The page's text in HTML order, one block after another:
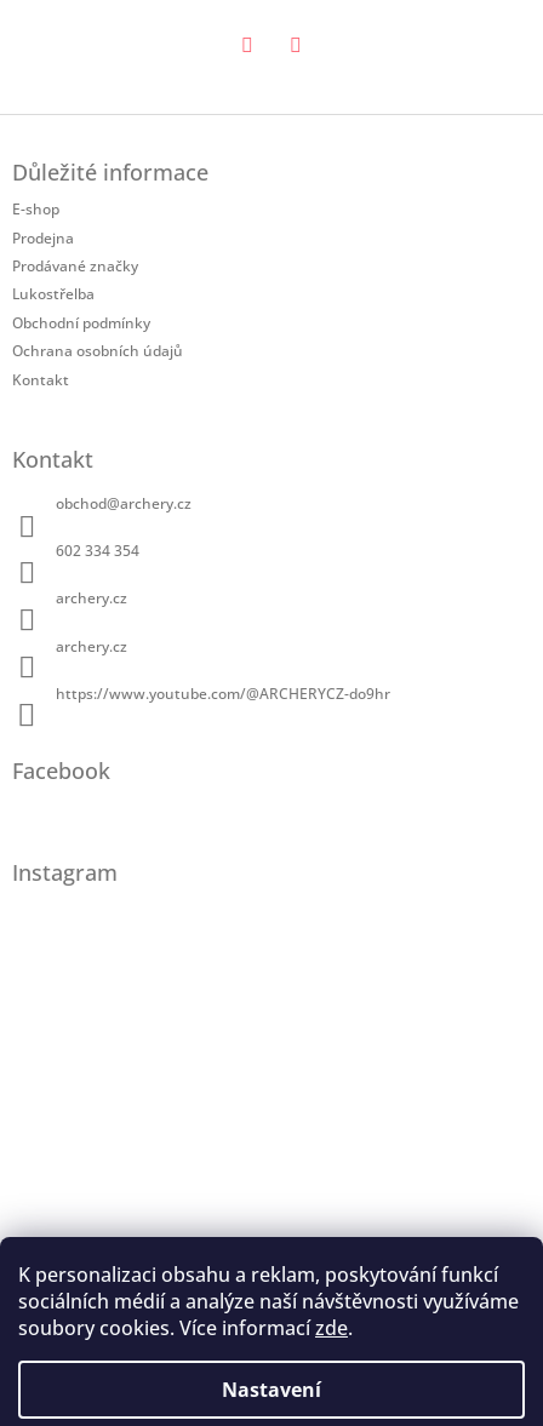
K personalizaci obsahu a reklam, poskytování funkcí
sociálních médií a analýze naší návštěvnosti využíváme
soubory cookies. Více informacízde.
Nastavení
Důležité informace
E-shop
Prodejna
Prodávané značky
Lukostřelba
Obchodní podmínky
Ochrana osobních údajů
Kontakt
Kontakt
obchod@archery.cz
602 334 354
archery.cz
archery.cz
https://www.youtube.com/@ARCHERYCZ-do9hr
Facebook
Instagram
Sledovat na Instagramu
Registrace na lukostřelbu
I. Královský lukostřelecký klub
Český lukostřelecký svaz